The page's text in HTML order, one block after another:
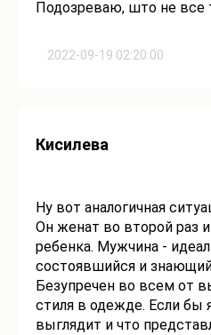
2022-09-19 02:20:00
Подозреваю, што не все
Кисилева
Ну вот аналогичная
Он женат во второй раз
ребенка. Мужчина -
состоявшийся и знающий
Безупречен во всем от
стиля в одежде. Если бы
выглядит и что